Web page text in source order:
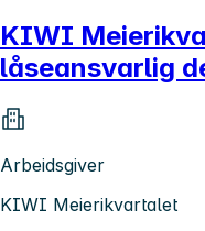
KIWI
låseansvarlig
Arbeidsgiver
KIWI Meierikvartalet